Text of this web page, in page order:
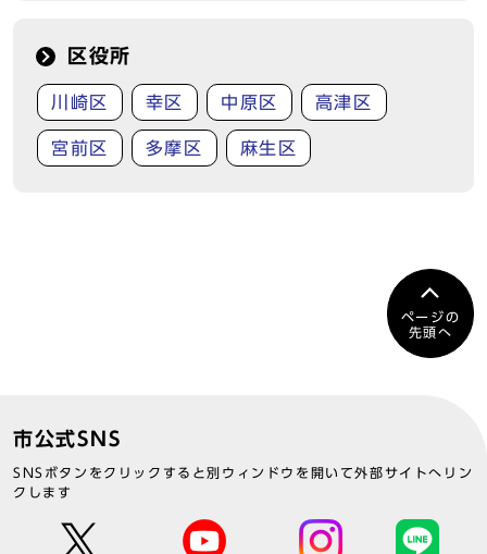
区役所
川崎区 幸区 中原区 高津区
宮前区 多摩区 麻生区
ページの
先頭へ
市公式SNS
SNSボタンをクリックすると別ウィンドウを開いて外部サイトへリン
クします